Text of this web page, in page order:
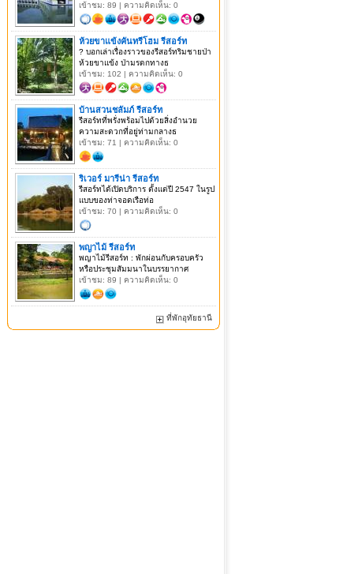
เข้าชม: 89 | ความคิดเห็น: 0
ห้วยขาแข้งคันทรีโฮม รีสอร์ท
? บอกเล่าเรื่องราวของรีสอร์ทริมชายป่า
ห้วยขาแข้ง ป่ามรดกทางธ
เข้าชม: 102 | ความคิดเห็น: 0
บ้านสวนชลัมภ์ รีสอร์ท
รีสอร์ทที่พรั่งพร้อมไปด้วยสิ่งอำนวย
ความสะดวกที่อยู่ท่ามกลางธ
เข้าชม: 71 | ความคิดเห็น: 0
ริเวอร์ มารีน่า รีสอร์ท
รีสอร์ทได้เปิดบริการ ตั้งแต่ปี 2547 ในรูป
แบบของท่าจอดเรือท่อ
เข้าชม: 70 | ความคิดเห็น: 0
พญาไม้ รีสอร์ท
พญาไม้รีสอร์ท : พักผ่อนกับครอบครัว
หรือประชุมสัมมนาในบรรยากาศ
เข้าชม: 89 | ความคิดเห็น: 0
ที่พักอุทัยธานี